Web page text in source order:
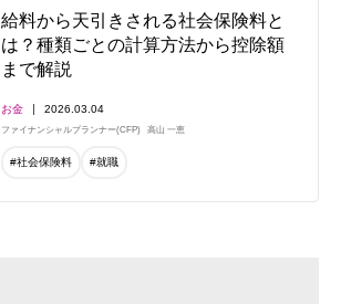
給料から天引きされる社会保険料と
は？種類ごとの計算方法から控除額
まで解説
お金 2026.03.04
ファイナンシャルプランナー(CFP) 高山 一恵
#社会保険料 #就職